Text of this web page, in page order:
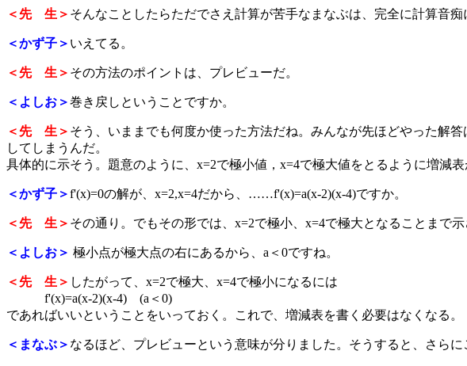
＜先 生＞ そんなことしたらただでさえ計算が苦手なまなぶは、完全に計算音痴
＜かず子＞ いえてる。
＜先 生＞ その方法のポイントは、プレビューだ。
＜よしお＞巻き戻しということですか。
＜先 生＞ そう、いままでも何度か使った方法だね。みんなが先ほどやった解
してしまうんだ。
具体的に示そう。題意のように、x=2で極小値，x=4で極大値をとるように増減
＜かず子＞f'(x)=0の解が、x=2,x=4だから、……f'(x)=a(x-2)(x-4)ですか。
＜先 生＞ その通り。でもその形では、x=2で極小、x=4で極大となることまで
＜よしお＞ 極小点が極大点の右にあるから、a＜0ですね。
＜先 生＞ したがって、x=2で極大、x=4で極小になるには
f'(x)=a(x-2)(x-4) (a＜0)
であればいいということをいっておく。これで、増減表を書く必要はなくなる。
＜まなぶ＞ なるほど、プレビューという意味が分りました。そうすると、さら